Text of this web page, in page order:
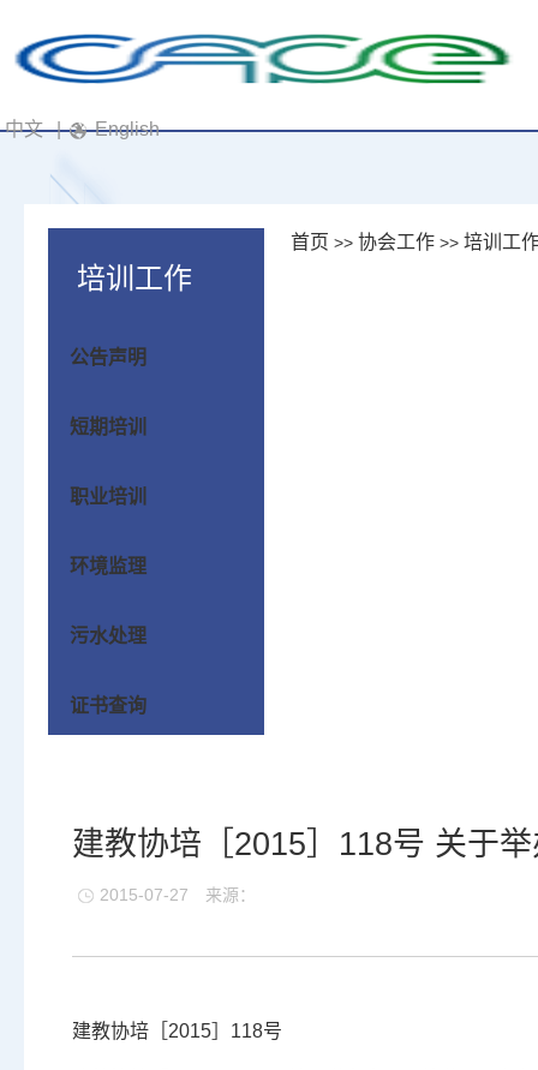
中文 | English
培训工作
公告声明
短期培训
职业培训
环境监理
污水处理
证书查询
首页 >> 协会工作>> 培训工
建教协培［2015］118号 关于
2015-07-27 来源：
建教协培［2015］118号